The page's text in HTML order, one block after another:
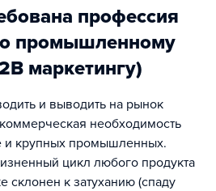
профессия
промышленному
маркетингу)
и выводить на рынок
необходимость
и крупных промышленных.
цикл любого продукта
склонен к затуханию (спаду